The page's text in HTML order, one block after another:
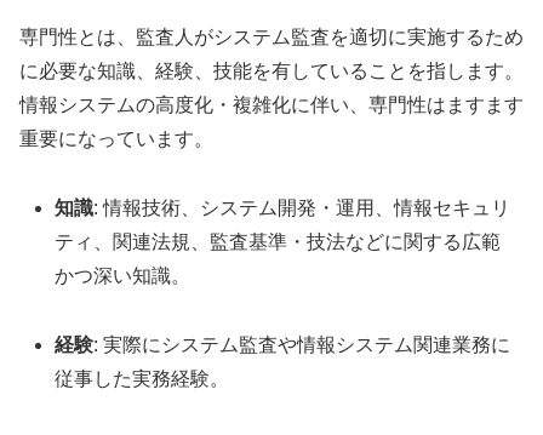
専門性とは、監査人がシステム監査を適切に実施するため
に必要な知識、経験、技能を有していることを指します。
情報システムの高度化・複雑化に伴い、専門性はますます
重要になっています。
知識: 情報技術、システム開発・運用、情報セキュリ
ティ、関連法規、監査基準・技法などに関する広範
かつ深い知識。
経験: 実際にシステム監査や情報システム関連業務に
従事した実務経験。